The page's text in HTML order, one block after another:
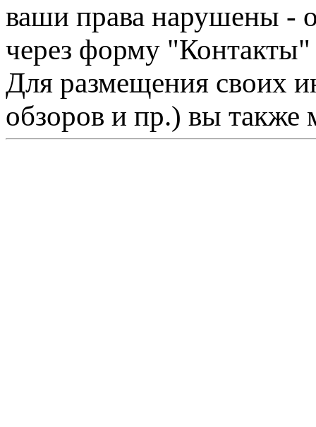
ваши права нарушены -
через форму "Контакты"
Для размещения своих
обзоров и пр.) вы также